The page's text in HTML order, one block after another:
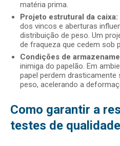
matéria prima.
Projeto estrutural da caixa:
dos vincos e aberturas
distribuição de peso. Um
de fraqueza que cedem sob
Condições de
inimiga do papelão. Em
papel perdem
peso, acelerando a
Como garantir a
testes de